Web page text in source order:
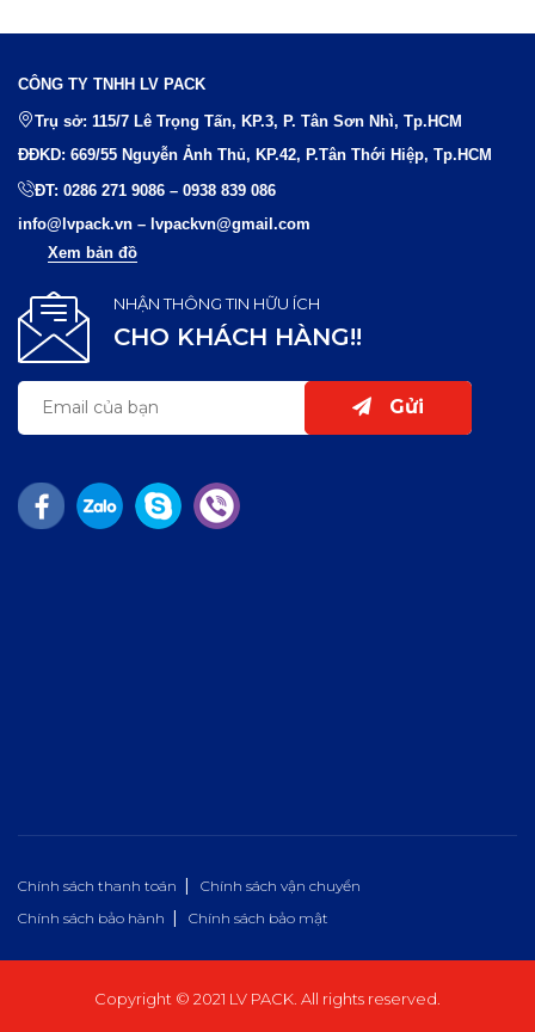
CÔNG TY TNHH LV PACK
Trụ sở: 115/7 Lê Trọng Tấn, KP.3, P. Tân Sơn Nhì, Tp.HCM
ĐĐKD: 669/55 Nguyễn Ảnh Thủ, KP.42, P.Tân Thới Hiệp, Tp.HCM
ĐT: 0286 271 9086 – 0938 839 086
info@lvpack.vn – lvpackvn@gmail.com
Xem bản đồ
NHẬN THÔNG TIN HỮU ÍCH
CHO KHÁCH HÀNG!!
Gửi
Chính sách thanh toán
Chính sách vận chuyển
Chính sách bảo hành
Chính sách bảo mật
Copyright © 2021 LV PACK. All rights reserved.